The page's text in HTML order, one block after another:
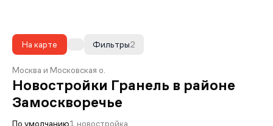
На карте 2
Фильтры
Москва и Московская о.
Новостройки Гранель в районе
Замоскворечье
По умолчанию1 новостройка